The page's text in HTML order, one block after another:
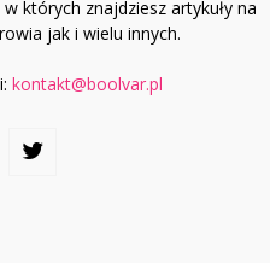
których znajdziesz artykuły na
jak i wielu innych.
kontakt@boolvar.pl